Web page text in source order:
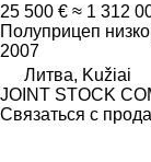
25 500 € ≈ 1 312
Полуприцеп
2007
Литва, Kužiai
JOINT STOCK
Связаться с